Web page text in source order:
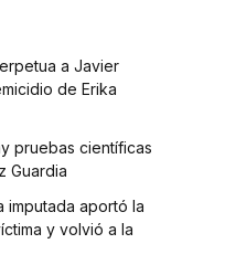
a Javier
de Erika
pruebas científicas
Guardia
imputada aportó la
y volvió a la